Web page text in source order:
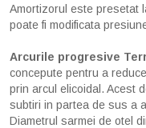
Amortizorul este presetat
poate fi modificata
Arcurile progresive
concepute pentru a
prin arcul elicoidal. Acest
subtiri in partea de sus a
Diametrul sarmei de otel